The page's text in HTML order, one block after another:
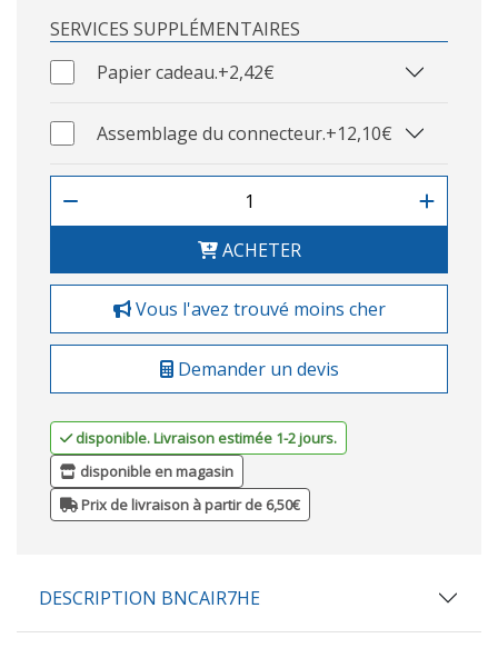
SERVICES SUPPLÉMENTAIRES
Papier cadeau.+2,42€
Assemblage du connecteur.+12,10€
ACHETER
Vous l'avez trouvé moins cher
Demander un devis
disponible. Livraison estimée 1-2 jours.
disponible en magasin
Prix de livraison à partir de 6,50€
DESCRIPTION BNCAIR7HE